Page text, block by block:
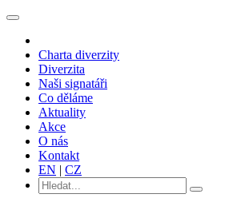
Charta diverzity
Diverzita
Naši signatáři
Co děláme
Aktuality
Akce
O nás
Kontakt
EN | CZ